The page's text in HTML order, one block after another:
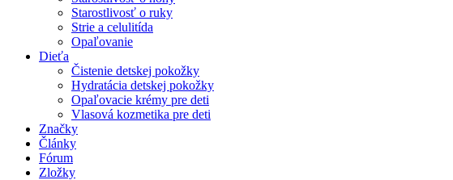
Starostlivosť o ruky
Strie a celulitída
Opaľovanie
Dieťa
Čistenie detskej pokožky
Hydratácia detskej pokožky
Opaľovacie krémy pre deti
Vlasová kozmetika pre deti
Značky
Články
Fórum
Zložky